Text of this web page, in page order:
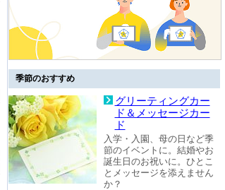
季節のおすすめ
グリーティングカー
ド＆メッセージカー
ド
入学・入園、母の日など季
節のイベントに。結婚やお
誕生日のお祝いに。ひとこ
とメッセージを添えません
か？